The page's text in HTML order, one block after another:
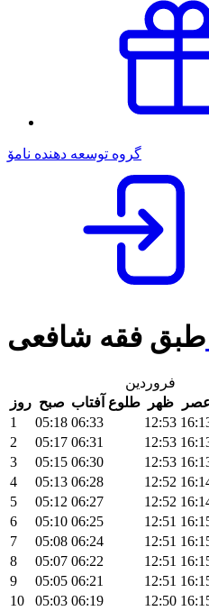
گروه توسعه دهنده نامۆ
طبق فقه شافعی
فروردین
روز صبح طلوع آفتاب ظهر
1
05:18 06:33 12:53
2
05:17 06:31 12:53
3
05:15 06:30 12:53
4
05:13 06:28 12:52
5
05:12 06:27 12:52
6
05:10 06:25 12:51
7
05:08 06:24 12:51
8
05:07 06:22 12:51
9
05:05 06:21 12:51
10
05:03 06:19 12:50